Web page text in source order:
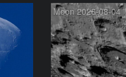
Moon 2026-08-04